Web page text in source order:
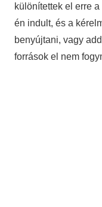
különítettek el erre a
én indult, és a
benyújtani, vagy
források el nem